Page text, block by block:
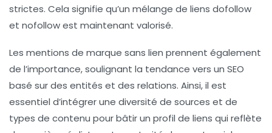
strictes. Cela signifie qu’un mélange de liens dofollow
et nofollow est maintenant valorisé.
Les mentions de marque sans lien prennent également
de l’importance, soulignant la tendance vers un SEO
basé sur des entités et des relations. Ainsi, il est
essentiel d’intégrer une diversité de sources et de
types de contenu pour bâtir un profil de liens qui reflète